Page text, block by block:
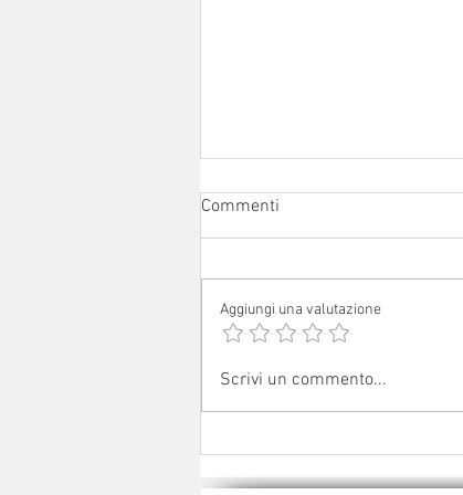
Sabato 1° agosto 2026: festa
Commenti
Aggiungi una valutazione
Scrivi un commento...